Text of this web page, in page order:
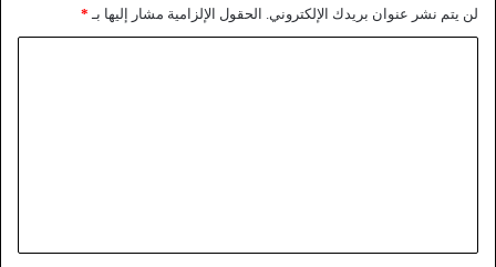
لن يتم نشر عنوان بريدك الإلكتروني. الحقول الإلزامية مشار إليها بـ *